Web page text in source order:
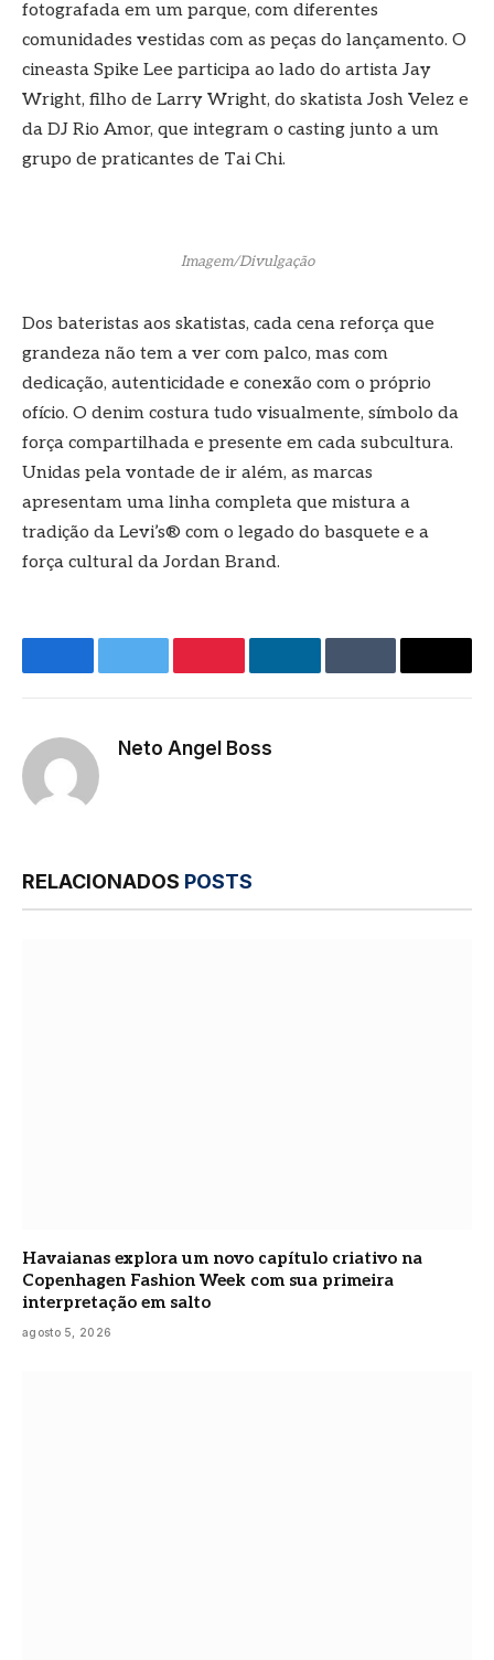
fotografada em um parque, com diferentes
comunidades vestidas com as peças do lançamento. O
cineasta Spike Lee participa ao lado do artista Jay
Wright, filho de Larry Wright, do skatista Josh Velez e
da DJ Rio Amor, que integram o casting junto a um
grupo de praticantes de Tai Chi.
Imagem/Divulgação
Dos bateristas aos skatistas, cada cena reforça que
grandeza não tem a ver com palco, mas com
dedicação, autenticidade e conexão com o próprio
ofício. O denim costura tudo visualmente, símbolo da
força compartilhada e presente em cada subcultura.
Unidas pela vontade de ir além, as marcas
apresentam uma linha completa que mistura a
tradição da Levi’s® com o legado do basquete e a
força cultural da Jordan Brand.
FacebookTwitter PinterestLinkedInTumblr E-
Neto Angel Boss
RELACIONADOS POSTS
Havaianas explora um novo capítulo criativo na
Copenhagen Fashion Week com sua primeira
interpretação em salto
agosto 5, 2026